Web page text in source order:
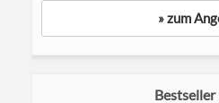
» zum